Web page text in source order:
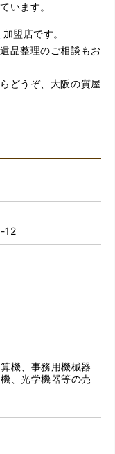
います。
加盟店です。
品整理のご相談もお
どうぞ、大阪の質屋
12
機、事務用機械器
、光学機器等の売